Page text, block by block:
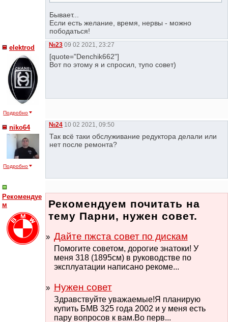
Бывает...
Если есть желание, время, нервы - можно
пободаться!
elektrod
Подробно
№23 09 02 2021, 23:27
[quote="Denchik662"]
Вот по этому я и спросил, тупо совет)
niko64
Подробно
№24 10 02 2021, 09:50
Так всё таки обслуживание редуктора делали или
нет после ремонта?
Рекомендуе
м
Рекомендуем почитать на
тему Парни, нужен совет.
Дайте пжста совет по дискам
Помогите советом, дорогие знатоки! У
меня 318 (1895см) в руководстве по
эксплуатации написано рекоме...
Нужен совет
Здравствуйте уважаемые!Я планирую
купить БМВ 325 года 2002 и у меня есть
пару вопросов к вам.Во перв...